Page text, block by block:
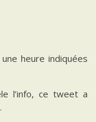
heure indiquées
l’info, ce tweet a